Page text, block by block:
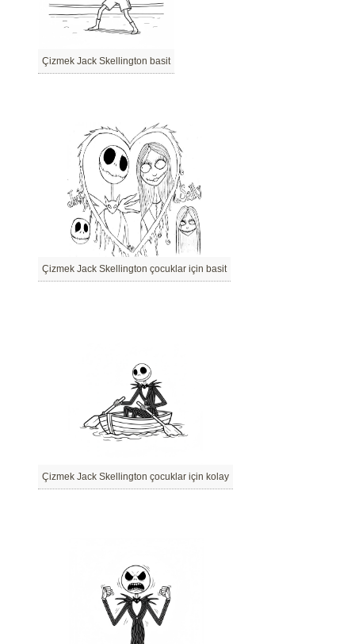
Çizmek Jack Skellington basit
Çizmek Jack Skellington çocuklar için basit
Çizmek Jack Skellington çocuklar için kolay